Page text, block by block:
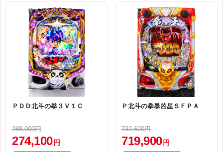
ＰＤＤ北斗の拳３Ｖ１Ｃ
288,000円
274,100円
Ｐ北斗の拳暴凶星ＳＦＰＡ
732,600円
719,900円